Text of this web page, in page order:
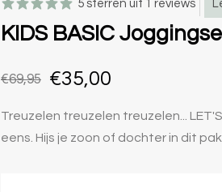
5 sterren uit 1 reviews
KIDS BASIC
€69,95 €35,00
Treuzelen treuzelen treuzelen...
eens. Hijs je zoon of dochter in dit